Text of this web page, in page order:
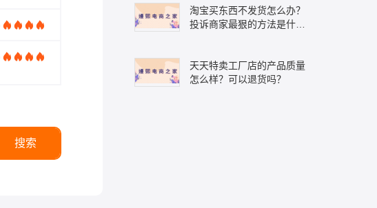
淘宝买东西不发货怎么办？
投诉商家最狠的方法是什
天天特卖工厂店的产品质量
怎么样？可以退货吗？